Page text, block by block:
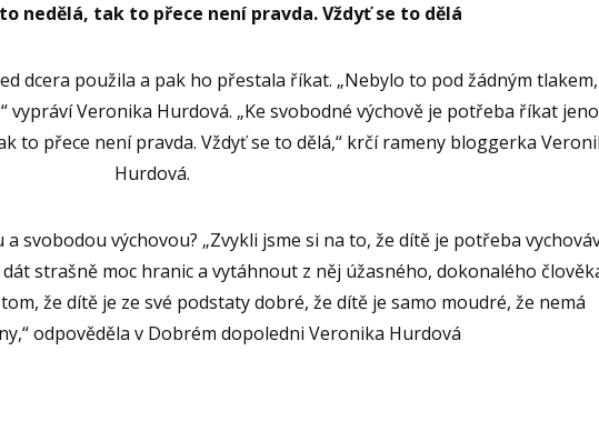
nedělá, tak to přece není pravda. Vždyť se to dělá
dcera použila a pak ho přestala říkat. „Nebylo to pod žádným tlakem,
vypráví Veronika Hurdová. „Ke svobodné výchově je potřeba říkat
to přece není pravda. Vždyť se to dělá,“ krčí rameny bloggerka
Hurdová.
svobodou výchovou? „Zvykli jsme si na to, že dítě je potřeba
strašně moc hranic a vytáhnout z něj úžasného, dokonalého
že dítě je ze své podstaty dobré, že dítě je samo moudré, že nemá
odpověděla v Dobrém dopoledni Veronika Hurdová